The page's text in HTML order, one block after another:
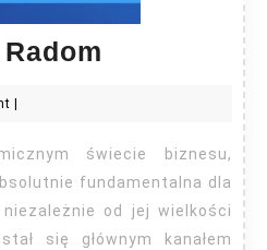
|
fundamentalna dla
od jej wielkości
się głównym kanałem